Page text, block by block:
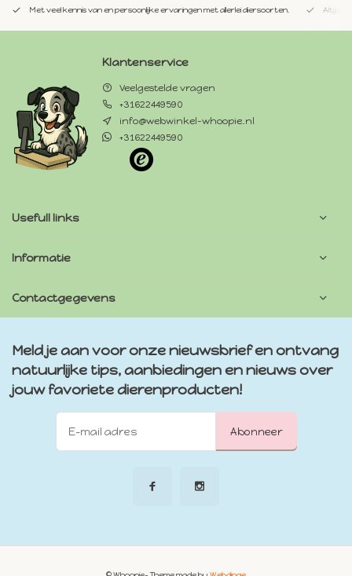
Met veel kennis van en persoonlijke ervaringen met allerlei diersoorten. Altijd
Klantenservice
Veelgestelde vragen
+31622449590
info@webwinkel-whoopie.nl
+31622449590
Usefull links
Informatie
Contactgegevens
Meld je aan voor onze nieuwsbrief en ontvang
natuurlijke tips, aanbiedingen en nieuws over
jouw favoriete dierenproducten!
Abonneer